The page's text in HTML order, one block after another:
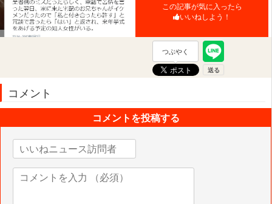
この記事が気に入ったら
いいねしよう！
つぶやく
コメント
コメントを投稿する